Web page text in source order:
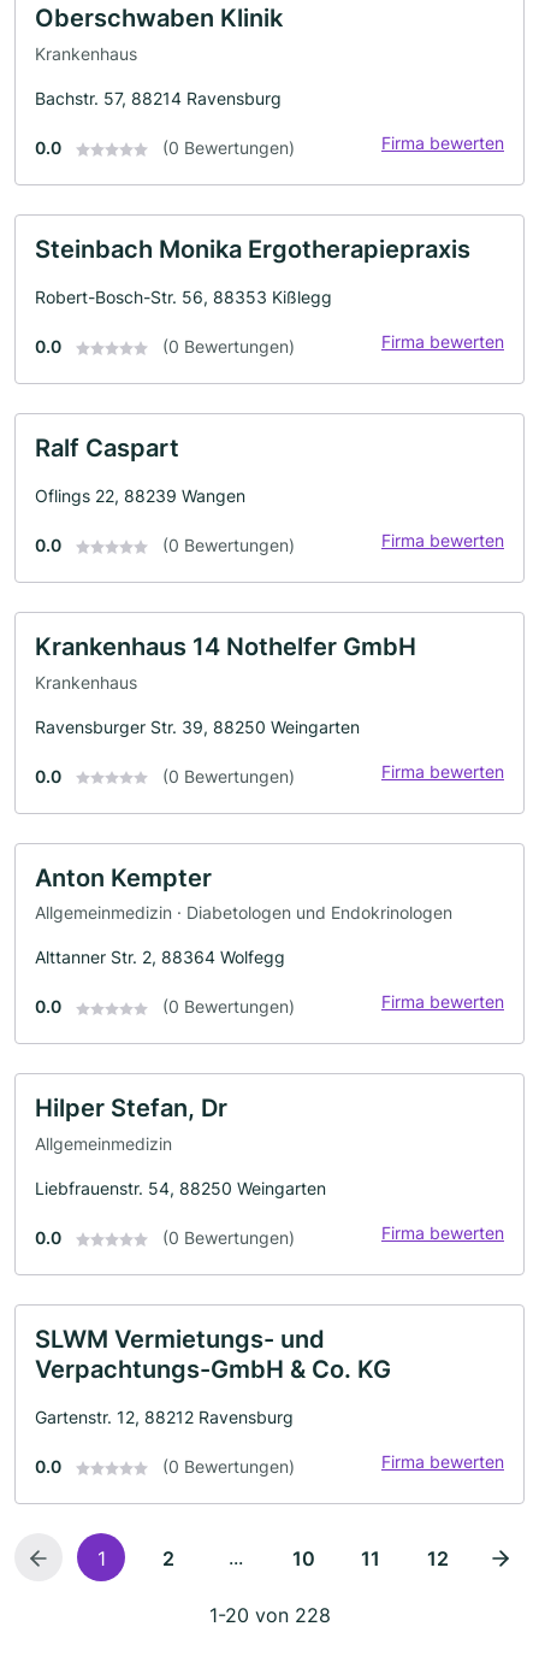
Oberschwaben Klinik
Krankenhaus
Bachstr. 57, 88214 Ravensburg
0.0 (0 Bewertungen) Firma bewerten
Steinbach Monika Ergotherapiepraxis
Robert-Bosch-Str. 56, 88353 Kißlegg
0.0 (0 Bewertungen) Firma bewerten
Ralf Caspart
Oflings 22, 88239 Wangen
0.0 (0 Bewertungen) Firma bewerten
Krankenhaus 14 Nothelfer GmbH
Krankenhaus
Ravensburger Str. 39, 88250 Weingarten
0.0 (0 Bewertungen) Firma bewerten
Anton Kempter
Allgemeinmedizin · Diabetologen und Endokrinologen
Alttanner Str. 2, 88364 Wolfegg
0.0 (0 Bewertungen) Firma bewerten
Hilper Stefan, Dr
Allgemeinmedizin
Liebfrauenstr. 54, 88250 Weingarten
0.0 (0 Bewertungen) Firma bewerten
SLWM Vermietungs- und
Verpachtungs-GmbH & Co. KG
Gartenstr. 12, 88212 Ravensburg
0.0 (0 Bewertungen) Firma bewerten
1 2 ... 10 11 12
1-20 von 228